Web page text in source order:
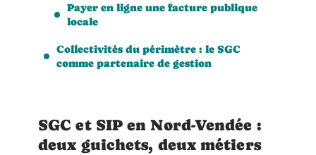
Payer en ligne une facture publique
locale
Collectivités du périmètre : le SGC
comme partenaire de gestion
SGC et SIP en Nord-Vendée :
deux guichets, deux métiers